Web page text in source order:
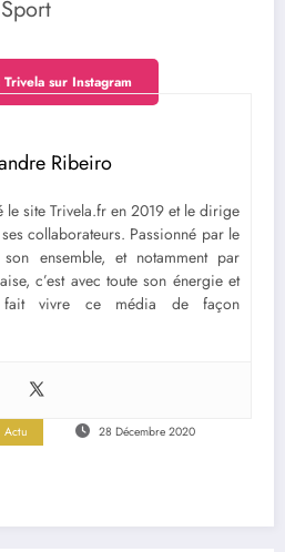
sur Instagram
Ribeiro
le site Trivela.fr en 2019 et le dirige
collaborateurs. Passionné par le
ensemble, et notamment par
c’est avec toute son énergie et
fait vivre ce média de façon
Actu 28 Décembre 2020